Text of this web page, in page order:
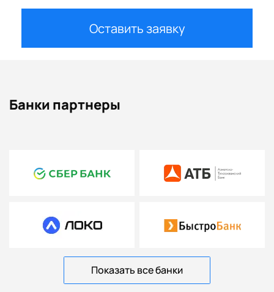
Оставить заявку
Банки партнеры
Показать все банки